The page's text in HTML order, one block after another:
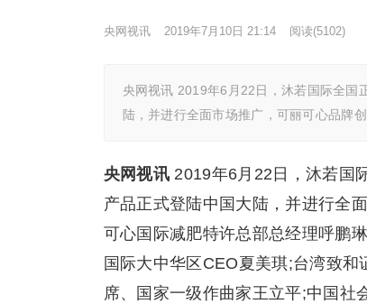
央网视讯 2019年7月10日 21:14 阅读(5102)
央网视讯 2019年6月22日，沐若国际全国
陆，并进行全面市场推广，可丽可心品牌
央网视讯2019年6月22日，沐若国
产品正式登陆中国大陆，并进行全
可心国际减肥特许总部总经理呼鹏
国际大中华区CEO夏美琪;台湾致
席、国家一级作曲家王立平;中国社